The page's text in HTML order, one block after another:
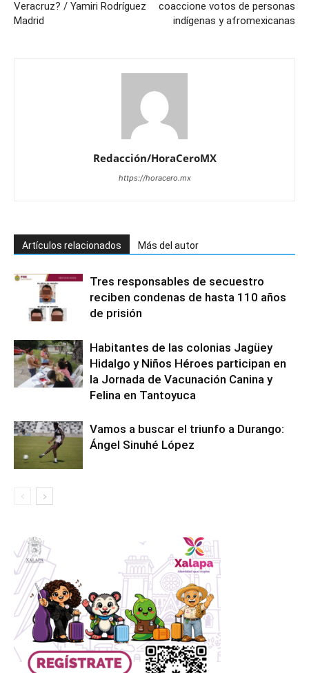
Veracruz? / Yamiri Rodríguez
Madrid
coaccione votos de personas
indígenas y afromexicanas
Redacción/HoraCeroMX
https://horacero.mx
Artículos relacionados Más del autor
Tres responsables de secuestro
reciben condenas de hasta 110 años
de prisión
Habitantes de las colonias Jagüey
Hidalgo y Niños Héroes participan en
la Jornada de Vacunación Canina y
Felina en Tantoyuca
Vamos a buscar el triunfo a Durango:
Ángel Sinuhé López